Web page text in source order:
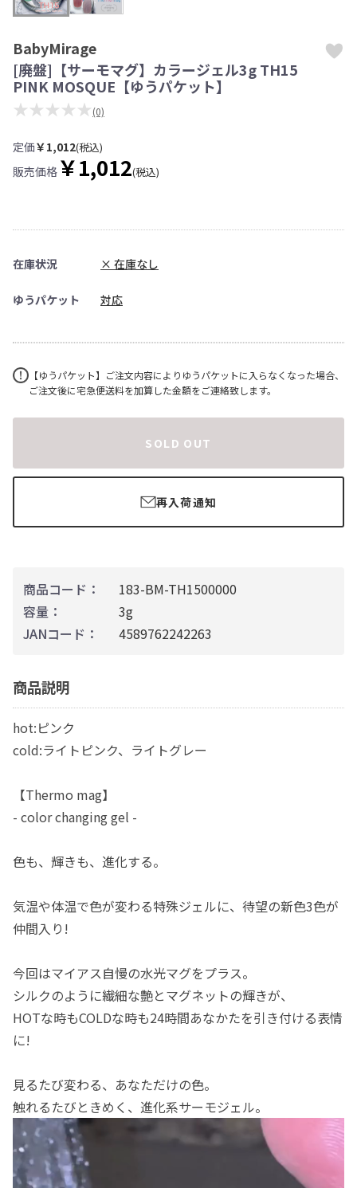
商品コード：
183-BM-TH1500000
容量：
3g
JANコード：
4589762242263
商品説明
hot:ピンク
cold:ライトピンク、ライトグレー
【Thermo mag】
- color changing gel -
色も、輝きも、進化する。
気温や体温で色が変わる特殊ジェルに、待望の新色3色が
仲間入り!
今回はマイアス自慢の水光マグをプラス。
シルクのように繊細な艶とマグネットの輝きが、
HOTな時もCOLDな時も24時間あなかたを引き付ける表情
に!
見るたび変わる、あなただけの色。
触れるたびときめく、進化系サーモジェル。
BabyMirage
[廃盤]【サーモマグ】カラージェル3g TH15
PINK MOSQUE【ゆうパケット】
★★★★★ (0)
定価￥1,012(税込)
販売価格 ￥1,012(税込)
在庫状況 × 在庫なし
ゆうパケット 対応
【ゆうパケット】ご注文内容によりゆうパケットに入らなくなった場合、
ご注文後に宅急便送料を加算した金額をご連絡致します。
SOLD OUT
再入荷通知